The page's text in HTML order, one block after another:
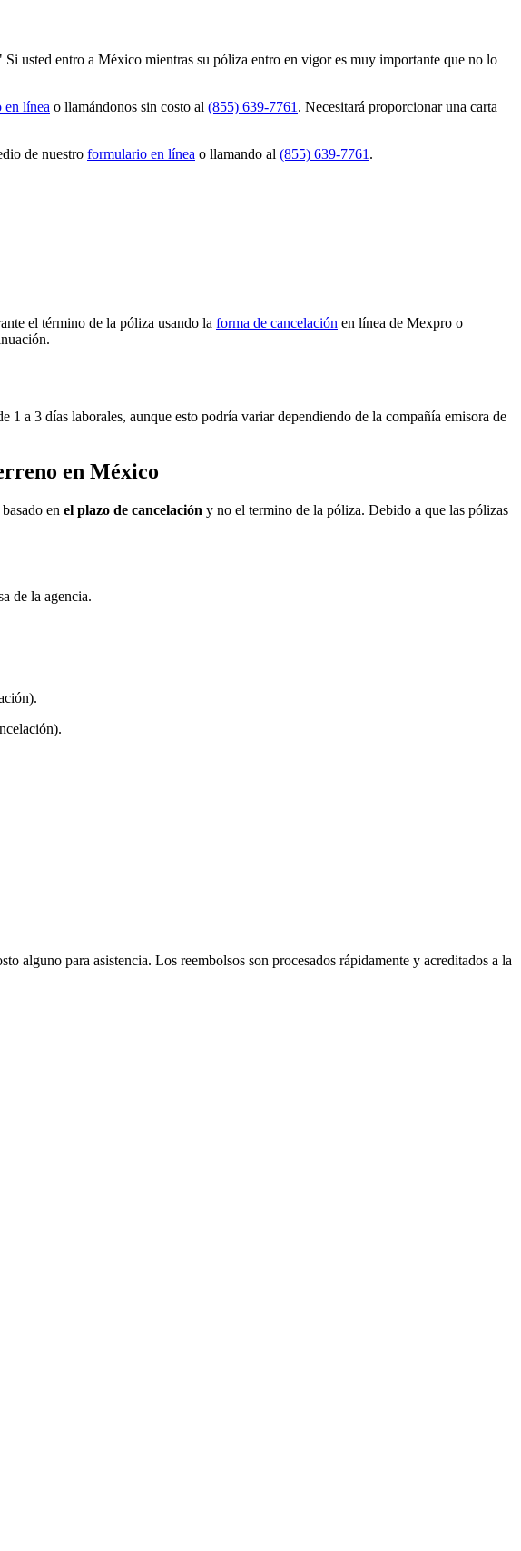
usted entro a México mientras su póliza entro en vigor es muy importante que no lo
en línea o llamándonos sin costo al (855) 639-7761 . Necesitará proporcionar una carta
de nuestro formulario en línea o llamando al (855) 639-7761 .
el término de la póliza usando la forma de cancelación en línea de Mexpro o
a 3 días laborales, aunque esto podría variar dependiendo de la compañía emisora de
en México
en el plazo de cancelación y no el termino de la póliza. Debido a que las pólizas
de la agencia.
alguno para asistencia. Los reembolsos son procesados rápidamente y acreditados a la